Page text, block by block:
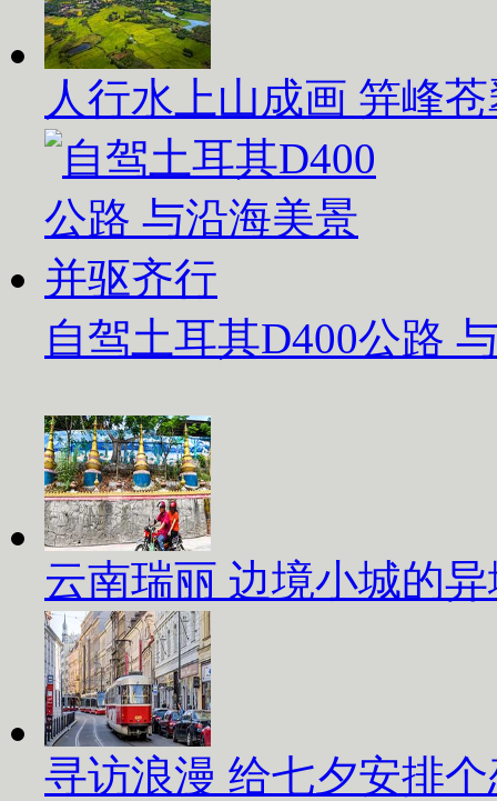
人行水上山成画 笄峰
自驾土耳其D400公路
云南瑞丽 边境小城的
寻访浪漫 给七夕安排